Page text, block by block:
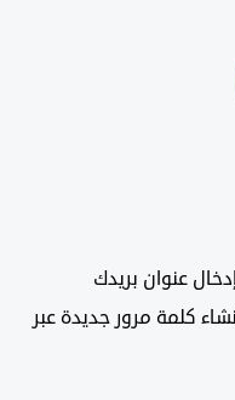
بريدك
مرور جديدة عبر